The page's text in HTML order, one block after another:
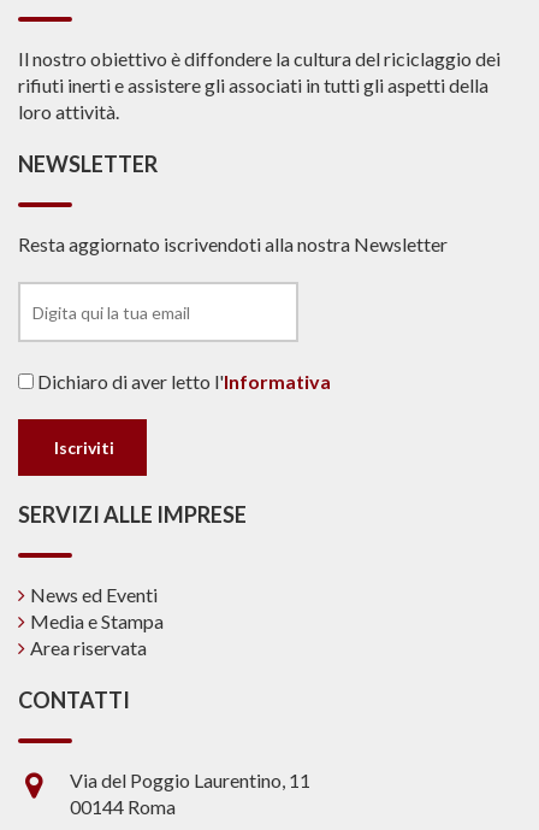
Il nostro obiettivo è diffondere la cultura del riciclaggio dei
rifiuti inerti e assistere gli associati in tutti gli aspetti della
loro attività.
NEWSLETTER
Resta aggiornato iscrivendoti alla nostra Newsletter
Dichiaro di aver letto l'Informativa
SERVIZI ALLE IMPRESE
News ed Eventi
Media e Stampa
Area riservata
CONTATTI
Via del Poggio Laurentino, 11
00144 Roma